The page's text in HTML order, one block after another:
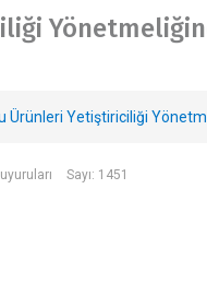
Ürünleri Yetiştiriciliği
Sayı: 1451